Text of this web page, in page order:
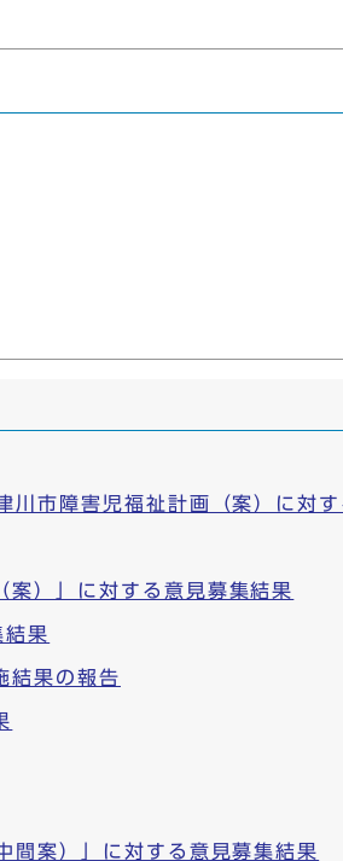
市障害児福祉計画（案）に対
案）」に対する意見募集結果
結果
結果の報告
間案）」に対する意見募集結果